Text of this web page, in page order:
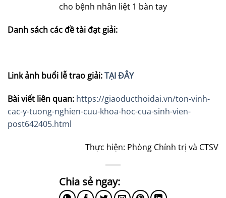
cho bệnh nhân liệt 1 bàn tay
Danh sách các đề tài đạt giải:
Link ảnh buổi lễ trao giải:TẠI ĐÂY
Bài viết liên quan: https://giaoducthoidai.vn/ton-vinh-
cac-y-tuong-nghien-cuu-khoa-hoc-cua-sinh-vien-
post642405.html
Thực hiện: Phòng Chính trị và CTSV